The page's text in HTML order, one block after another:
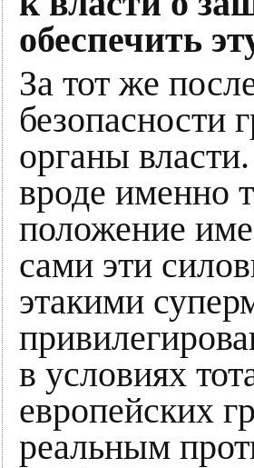
обеспечить
За тот же
безопасности
органы
вроде именно
положение
сами эти
этакими
в условиях
европейских
реальным